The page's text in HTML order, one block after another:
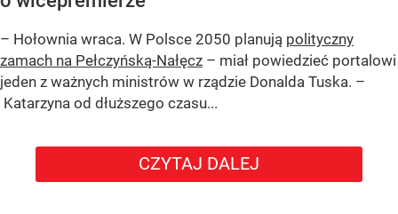
– Hołownia wraca. W Polsce 2050 planują polityczny
zamach na Pełczyńską-Nałęcz – miał powiedzieć portalowi
jeden z ważnych ministrów w rządzie Donalda Tuska. –
Katarzyna od dłuższego czasu...
CZYTAJ DALEJ